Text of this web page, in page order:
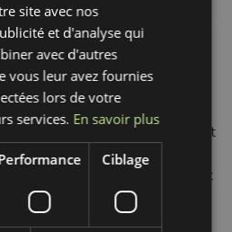
dots mint, une étoffe 100%
délicat motif de petits pois
apporte douceur et gaieté à vos
naturelle, ce tissu est
sur la peau, idéal pour un
Avec un poids de 130 g/m2 et
est facile à travailler et
et sa fluidité le rendent
vêtements légers (robes,
d'enfants), d'accessoires (sacs,
site avec nos
et d'analyse qui
avec d'autres
vous leur avez fournies
lors de votre
services. En savoir plus
Ciblage